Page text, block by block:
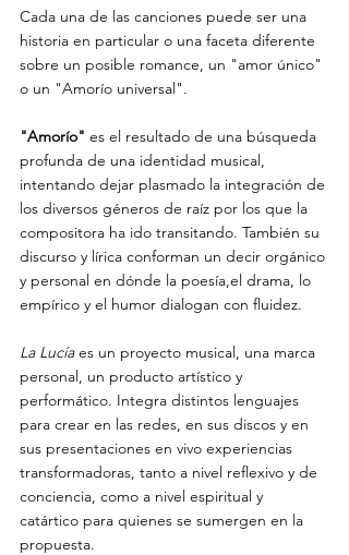
Cada una de las canciones puede ser una
historia en particular o una faceta diferente
sobre un posible romance, un "amor único"
o un "Amorío universal".
"Amorío" es el resultado de una búsqueda
profunda de una identidad musical,
intentando dejar plasmado la integración de
los diversos géneros de raíz por los que la
compositora ha ido transitando. También su
discurso y lírica conforman un decir orgánico
y personal en dónde la poesía,el drama, lo
empírico y el humor dialogan con fluidez.
La Lucía es un proyecto musical, una marca
personal, un producto artístico y
performático. Integra distintos lenguajes
para crear en las redes, en sus discos y en
sus presentaciones en vivo experiencias
transformadoras, tanto a nivel reflexivo y de
conciencia, como a nivel espiritual y
catártico para quienes se sumergen en la
propuesta.